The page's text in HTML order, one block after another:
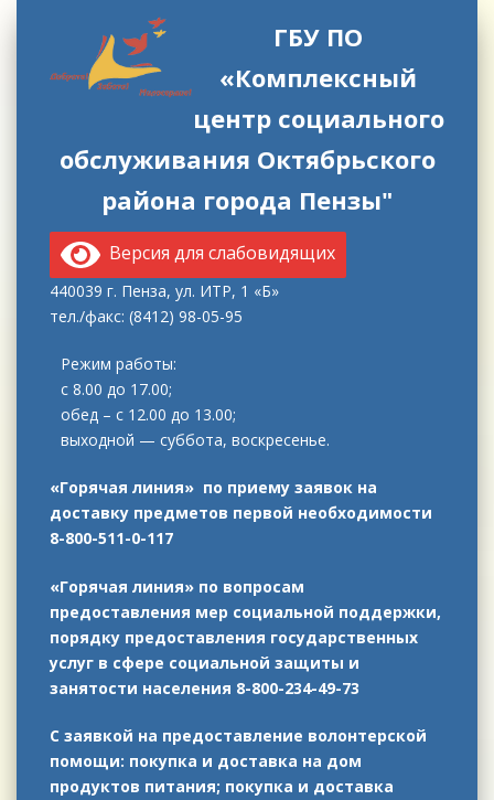
ГБУ ПО
«Комплексный
центр социального
обслуживания Октябрьского
района города Пензы"
Версия для слабовидящих
440039 г. Пенза, ул. ИТР, 1 «Б»
тел./факс: (8412) 98-05-95
Режим работы:
с 8.00 до 17.00;
обед – с 12.00 до 13.00;
выходной — суббота, воскресенье.
«Горячая линия» по приему заявок на
доставку предметов первой необходимости
8-800-511-0-117
«Горячая линия» по вопросам
предоставления мер социальной поддержки,
порядку предоставления государственных
услуг в сфере социальной защиты и
занятости населения 8-800-234-49-73
С заявкой на предоставление волонтерской
помощи: покупка и доставка на дом
продуктов питания; покупка и доставка